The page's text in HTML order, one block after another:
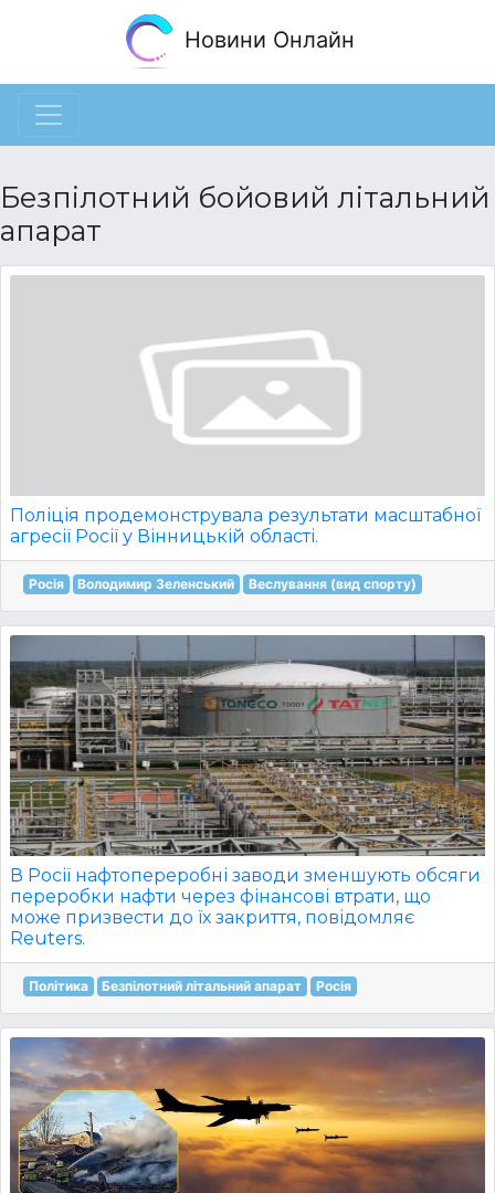
Новини Онлайн
Безпілотний бойовий літальний
апарат
Поліція продемонструвала результати масштабної
агресії Росії у Вінницькій області.
Росія Володимир Зеленський Веслування (вид спорту)
В Росії нафтопереробні заводи зменшують обсяги
переробки нафти через фінансові втрати, що
може призвести до їх закриття, повідомляє
Reuters.
Політика Безпілотний літальний апарат Росія